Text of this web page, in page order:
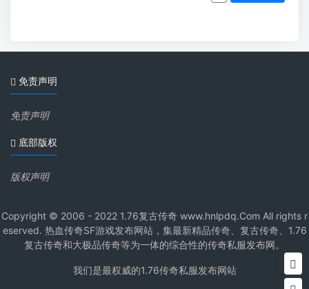
免责声明
免责声明
底部版权
版权声明
Copyright © 2006 - 2022 1.76复古传奇 www.hnlpdq.Com All rights r
eserved. 热血传奇SF游戏发布网站，集最新精品传奇、复古传奇、1.76
复古传奇和大极品传奇等为一体的综合性的传奇私服发布网。
我们是最权威的1.76传奇私服发布网站